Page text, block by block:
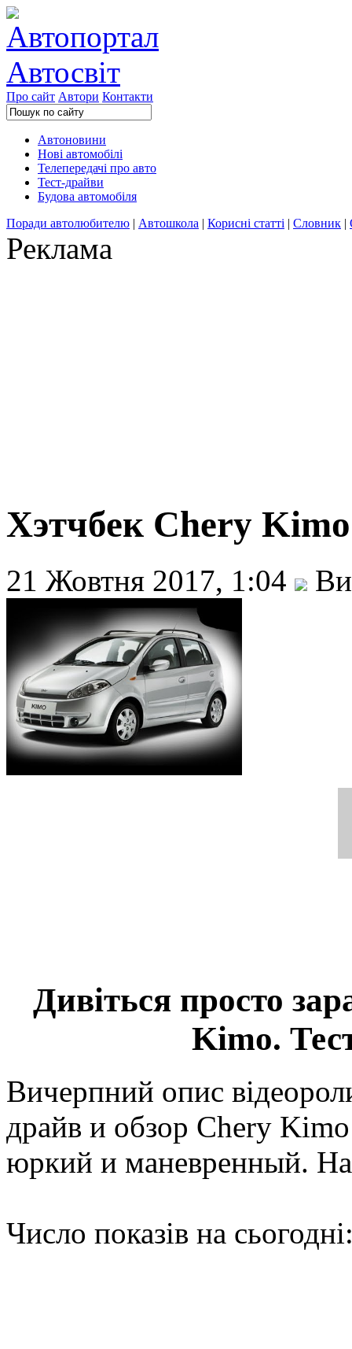
Про сайт Автори Контакти
Автоновини
Нові автомобілі
Телепередачі про авто
Тест-драйви
Будова автомобіля
Поради автолюбителю | Автошкола | Корисні статті | Словник |
Реклама
Хэтчбек Chery
21 Жовтня 2017, 1:04
Дивіться просто
Kimo.
Вичерпний опис
драйв и обзор Chery
юркий и маневренный.
Число показів на